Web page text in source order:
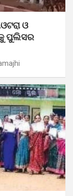
ଓ
ପୁଲିସର